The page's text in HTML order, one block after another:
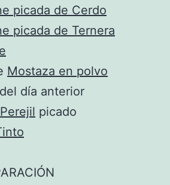
picada de Cerdo
picada de Ternera
Mostaza en polvo
del día anterior
Perejil picado